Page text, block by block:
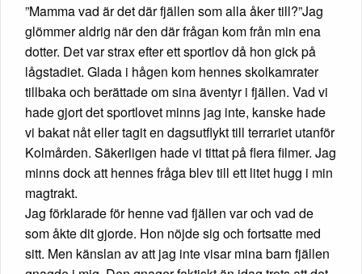
”Mamma vad är det där fjällen som alla åker till?”Jag
glömmer aldrig när den där frågan kom från min ena
dotter. Det var strax efter ett sportlov då hon gick på
lågstadiet. Glada i hågen kom hennes skolkamrater
tillbaka och berättade om sina äventyr i fjällen. Vad vi
hade gjort det sportlovet minns jag inte, kanske hade
vi bakat nåt eller tagit en dagsutflykt till terrariet utanför
Kolmården. Säkerligen hade vi tittat på flera filmer. Jag
minns dock att hennes fråga blev till ett litet hugg i min
magtrakt.
Jag förklarade för henne vad fjällen var och vad de
som åkte dit gjorde. Hon nöjde sig och fortsatte med
sitt. Men känslan av att jag inte visar mina barn fjällen